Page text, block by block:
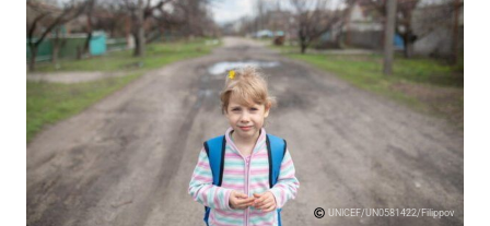
UNICEF/UN0581422/Filippov